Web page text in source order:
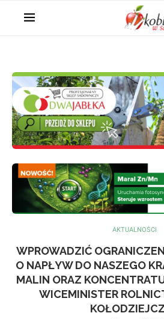
AKTUALNOŚCI
WPROWADZIĆ
O NAPŁYW DO NASZEGO
MALIN ORAZ
WICEMINISTER